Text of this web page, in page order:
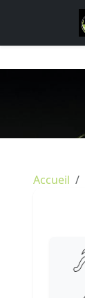
Accueil